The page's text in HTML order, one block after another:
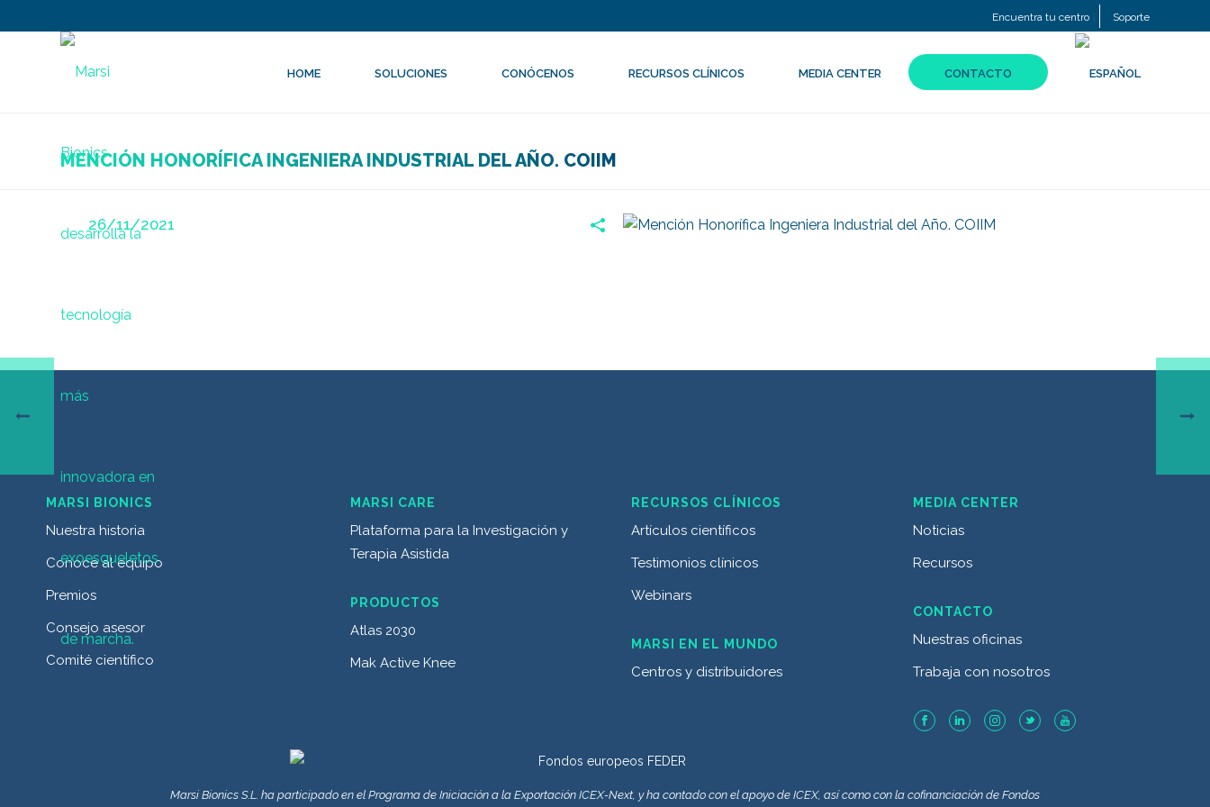
Encuentra tu centro Soporte
HOME SOLUCIONES CONÓCENOS RECURSOS CLÍNICOS MEDIA CENTER CONTACTO
MENCIÓN HONORÍFICA INGENIERA INDUSTRIAL DEL AÑO. COIIM
Posted
26/11/2021
MARSI BIONICS
Nuestra historia
Conoce al equipo
Premios
Consejo asesor
Comité científico
MARSI CARE
Plataforma para la Investigación y
Terapia Asistida
PRODUCTOS
Atlas 2030
Mak Active Knee
RECURSOS CLÍNICOS
Artículos científicos
Testimonios clínicos
Webinars
MARSI EN EL MUNDO
Centros y distribuidores
MEDIA CENTER
Noticias
Recursos
CONTACTO
Nuestras oficinas
Trabaja con nosotros
Marsi Bionics S.L. ha participado en el Programa de Iniciación a la Exportación ICEX-Next, y ha contado con el apoyo de ICEX, así como con la cofinanciación de Fondos